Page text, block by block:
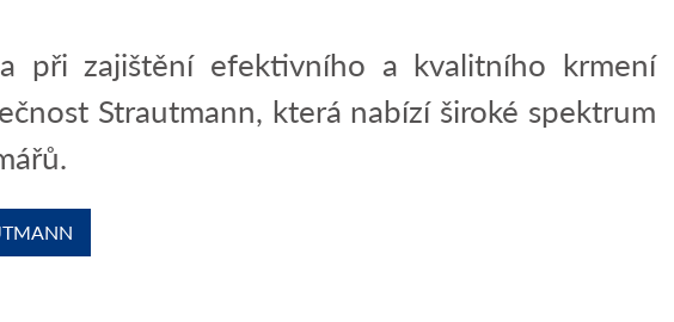
při zajištění efektivního a kvalitního krmení
Strautmann, která nabízí široké spektrum